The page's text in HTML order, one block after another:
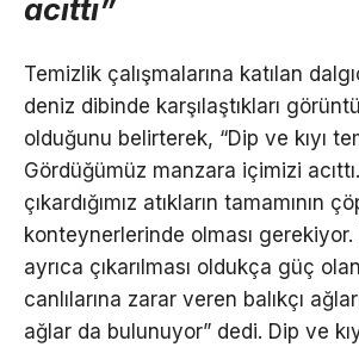
acıttı”
Temizlik çalışmalarına katılan
deniz dibinde karşılaştıkları
olduğunu belirterek, “Dip ve kıyı
Gördüğümüz manzara içimizi
çıkardığımız atıkların tamamının
konteynerlerinde olması
ayrıca çıkarılması oldukça güç
canlılarına zarar veren balıkçı
ağlar da bulunuyor” dedi. Dip ve